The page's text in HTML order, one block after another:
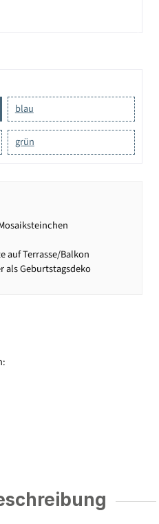
blau
grün
auf Terrasse/Balkon
als Geburtstagsdeko